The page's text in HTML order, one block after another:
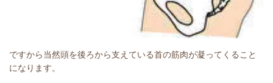
ですから当然頭を後ろから支えている首の筋肉が凝ってくること
になります。